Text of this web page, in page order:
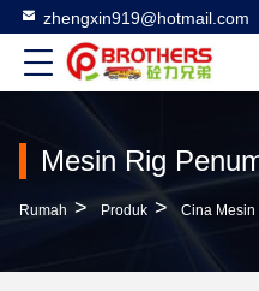
zhengxin919@hotmail.com
Mesin Rig
Rumah > Produk > Cina Mesin